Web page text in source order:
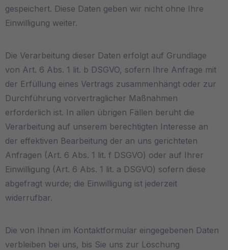
gespeichert. Diese Daten geben wir nicht ohne Ihre
Einwilligung weiter.
Die Verarbeitung dieser Daten erfolgt auf Grundlage
von Art. 6 Abs. 1 lit. b DSGVO, sofern Ihre Anfrage mit
der Erfüllung eines Vertrags zusammenhängt oder zur
Durchführung vorvertraglicher Maßnahmen
erforderlich ist. In allen übrigen Fällen beruht die
Verarbeitung auf unserem berechtigten Interesse an
der effektiven Bearbeitung der an uns gerichteten
Anfragen (Art. 6 Abs. 1 lit. f DSGVO) oder auf Ihrer
Einwilligung (Art. 6 Abs. 1 lit. a DSGVO) sofern diese
abgefragt wurde; die Einwilligung ist jederzeit
widerrufbar.
Die von Ihnen im Kontaktformular eingegebenen Daten
verbleiben bei uns, bis Sie uns zur Löschung